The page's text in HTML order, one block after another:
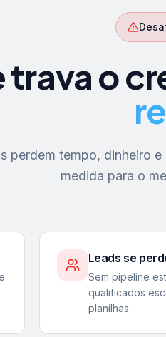
trava o
perdem tempo, dinheiro
medida para o
Leads se
Sem pipeline
qualificados
planilhas.